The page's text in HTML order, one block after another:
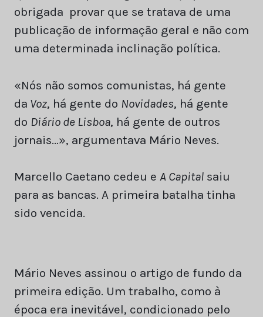
obrigada provar que se tratava de uma
publicação de informação geral e não com
uma determinada inclinação política.
«Nós não somos comunistas, há gente
da Voz, há gente do Novidades, há gente
do Diário de Lisboa, há gente de outros
jornais…», argumentava Mário Neves.
Marcello Caetano cedeu e A Capital saiu
para as bancas. A primeira batalha tinha
sido vencida.
Mário Neves assinou o artigo de fundo da
primeira edição. Um trabalho, como à
época era inevitável, condicionado pelo